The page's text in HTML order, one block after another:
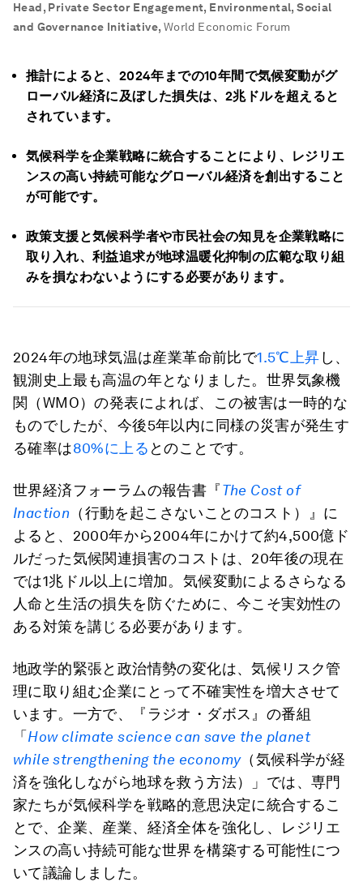
Head, Private Sector Engagement, Environmental, Social
and Governance Initiative, World Economic Forum
推計によると、2024年までの10年間で気候変動がグ
ローバル経済に及ぼした損失は、2兆ドルを超えると
されています。
気候科学を企業戦略に統合することにより、レジリエ
ンスの高い持続可能なグローバル経済を創出すること
が可能です。
政策支援と気候科学者や市民社会の知見を企業戦略に
取り入れ、利益追求が地球温暖化抑制の広範な取り組
みを損なわないようにする必要があります。
2024年の地球気温は産業革命前比で1.5℃上昇 し、
観測史上最も高温の年となりました。世界気象機
関（WMO）の発表によれば、この被害は一時的な
ものでしたが、今後5年以内に同様の災害が発生す
る確率は80%に上る とのことです。
世界経済フォーラムの報告書『The Cost of
Inaction （行動を起こさないことのコスト）』に
よると、2000年から2004年にかけて約4,500億ド
ルだった気候関連損害のコストは、20年後の現在
では1兆ドル以上に増加。気候変動によるさらなる
人命と生活の損失を防ぐために、今こそ実効性の
ある対策を講じる必要があります。
地政学的緊張と政治情勢の変化は、気候リスク管
理に取り組む企業にとって不確実性を増大させて
います。一方で、『ラジオ・ダボス』の番組
「 How climate science can save the planet
while strengthening the economy（気候科学が経
済を強化しながら地球を救う方法）」では、専門
家たちが気候科学を戦略的意思決定に統合するこ
とで、企業、産業、経済全体を強化し、レジリエ
ンスの高い持続可能な世界を構築する可能性につ
いて議論しました。